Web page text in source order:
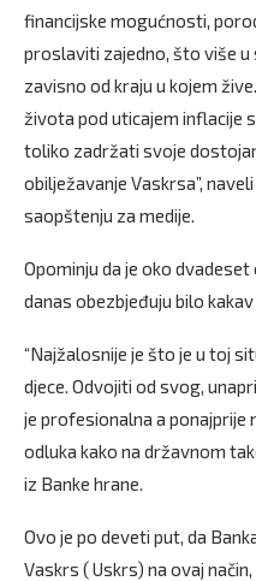
financijske mogućnosti,
proslaviti zajedno, što više u
zavisno od kraju u kojem
života pod uticajem inflacije
toliko zadržati svoje
obilježavanje Vaskrsa”,
saopštenju za medije.
Opominju da je oko
danas obezbjeđuju bilo
“Najžalosnije je što je u toj
djece. Odvojiti od svog,
je profesionalna a ponajprije
odluka kako na državnom
iz Banke hrane.
Ovo je po deveti put, da
Vaskrs ( Uskrs) na ovaj